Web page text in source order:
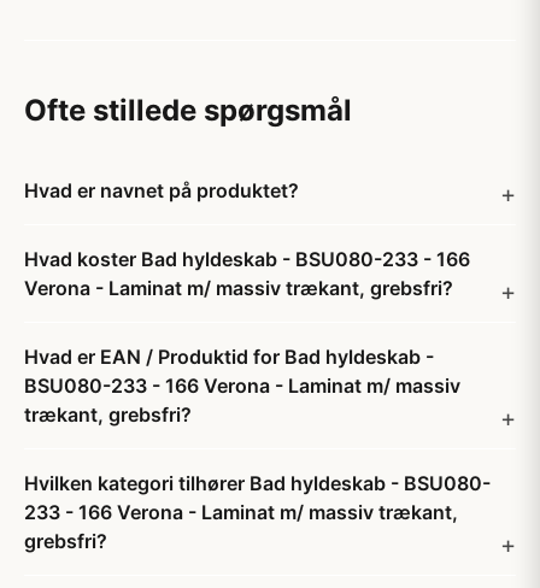
Ofte stillede spørgsmål
Hvad er navnet på produktet?
Hvad koster Bad hyldeskab - BSU080-233 - 166
Verona - Laminat m/ massiv trækant, grebsfri?
Hvad er EAN / Produktid for Bad hyldeskab -
BSU080-233 - 166 Verona - Laminat m/ massiv
trækant, grebsfri?
Hvilken kategori tilhører Bad hyldeskab - BSU080-
233 - 166 Verona - Laminat m/ massiv trækant,
grebsfri?